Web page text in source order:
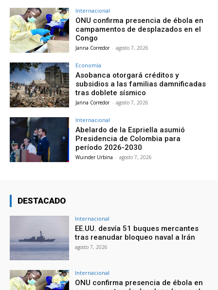
Internacional
ONU confirma presencia de ébola en
campamentos de desplazados en el
Congo
Janna Corredor - agosto 7, 2026
Economía
Asobanca otorgará créditos y
subsidios a las familias damnificadas
tras doblete sísmico
Janna Corredor - agosto 7, 2026
Internacional
Abelardo de la Espriella asumió
Presidencia de Colombia para
período 2026-2030
Wuinder Urbina - agosto 7, 2026
DESTACADO
Internacional
EE.UU. desvía 51 buques mercantes
tras reanudar bloqueo naval a Irán
agosto 7, 2026
Internacional
ONU confirma presencia de ébola en